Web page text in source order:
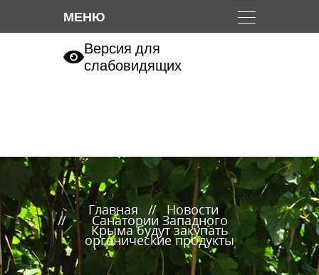
Версия для
слабовидящих
Главная Новости
Санатории Западного
Крыма будут закупать
органические продукты